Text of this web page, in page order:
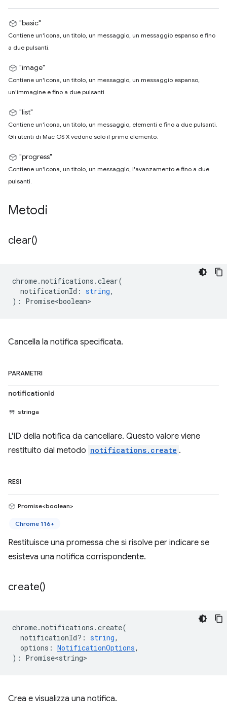
"basic"
Contiene un'icona, un titolo, un messaggio, un messaggio espanso e fino
a due pulsanti.
"image"
Contiene un'icona, un titolo, un messaggio, un messaggio espanso,
un'immagine e fino a due pulsanti.
"list"
Contiene un'icona, un titolo, un messaggio, elementi e fino a due pulsanti.
Gli utenti di Mac OS X vedono solo il primo elemento.
"progress"
Contiene un'icona, un titolo, un messaggio, l'avanzamento e fino a due
pulsanti.
Metodi
clear()
chrome.notifications .clear(
notificationId : string,
) : Promise<boolean>
Cancella la notifica specificata.
PARAMETRI
notificationId
stringa
L'ID della notifica da cancellare. Questo valore viene
restituito dal metodo notifications.create .
RESI
Promise<boolean>
Chrome 116+
Restituisce una promessa che si risolve per indicare se
esisteva una notifica corrispondente.
create()
chrome.notifications .create(
notificationId? : string,
options : NotificationOptions,
) : Promise<string>
Crea e visualizza una notifica.